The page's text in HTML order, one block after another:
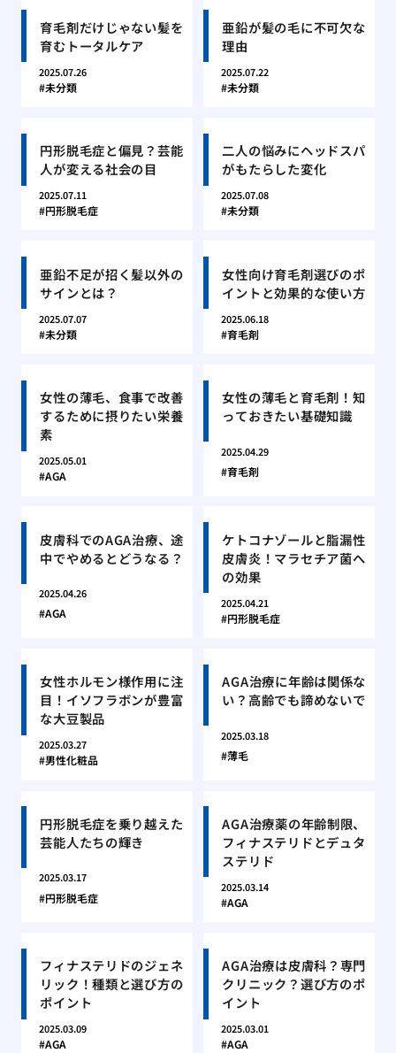
育毛剤だけじゃない髪を
育むトータルケア
2025.07.26
未分類
亜鉛が髪の毛に不可欠な
理由
2025.07.22
未分類
円形脱毛症と偏見？芸能
人が変える社会の目
2025.07.11
円形脱毛症
二人の悩みにヘッドスパ
がもたらした変化
2025.07.08
未分類
亜鉛不足が招く髪以外の
サインとは？
2025.07.07
未分類
女性向け育毛剤選びのポ
イントと効果的な使い方
2025.06.18
育毛剤
女性の薄毛、食事で改善
するために摂りたい栄養
素
2025.05.01
AGA
女性の薄毛と育毛剤！知
っておきたい基礎知識
2025.04.29
育毛剤
皮膚科でのAGA治療、途
中でやめるとどうなる？
2025.04.26
AGA
ケトコナゾールと脂漏性
皮膚炎！マラセチア菌へ
の効果
2025.04.21
円形脱毛症
女性ホルモン様作用に注
目！イソフラボンが豊富
な大豆製品
2025.03.27
男性化粧品
AGA治療に年齢は関係な
い？高齢でも諦めないで
2025.03.18
薄毛
円形脱毛症を乗り越えた
芸能人たちの輝き
2025.03.17
円形脱毛症
AGA治療薬の年齢制限、
フィナステリドとデュタ
ステリド
2025.03.14
AGA
フィナステリドのジェネ
リック！種類と選び方の
ポイント
2025.03.09
AGA
AGA治療は皮膚科？専門
クリニック？選び方のポ
イント
2025.03.01
AGA